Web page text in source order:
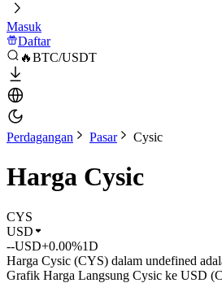
Masuk
Daftar
🔥BTC/USDT
Perdagangan Pasar Cysic
Harga Cysic
CYS
USD
--USD+0.00%1D
Harga Cysic (CYS) dalam undefined
Grafik Harga Langsung Cysic ke USD